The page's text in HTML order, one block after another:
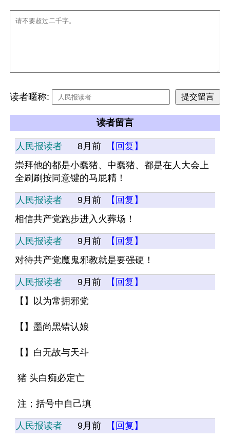
读者暱称:
读者留言
人民报读者 8月前
【回复】
崇拜他的都是小蠢猪、中蠢猪、都是在人大会上
全刷刷按同意键的马屁精！
人民报读者 9月前
【回复】
相信共产党跑步进入火葬场！
人民报读者 9月前
【回复】
对待共产党魔鬼邪教就是要强硬！
人民报读者 9月前
【回复】
【】以为常拥邪党
【】墨尚黑错认娘
【】白无故与天斗
猪 头白痴必定亡
注；括号中自己填
人民报读者 9月前
【回复】